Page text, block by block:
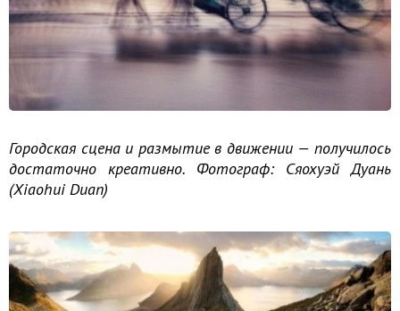
Городская сцена и размытие в движении — получилось
достаточно креативно. Фотограф: Сяохуэй Дуань
(Xiaohui Duan)